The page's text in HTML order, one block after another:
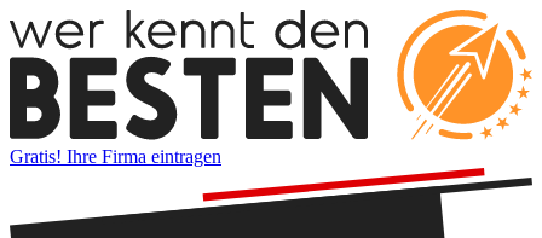
Gratis! Ihre Firma eintragen